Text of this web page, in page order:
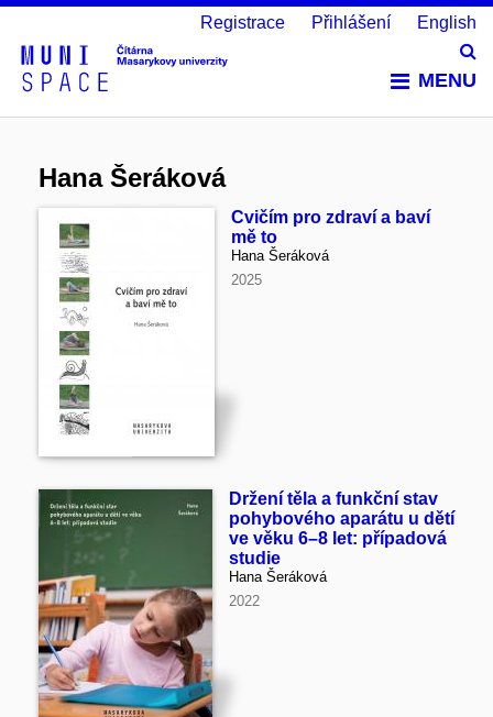
MENU
Registrace Přihlášení English
Hana Šeráková
Cvičím pro zdraví a baví
mě to
Hana Šeráková
2025
Držení těla a funkční stav
pohybového aparátu u dětí
ve věku 6–8 let: případová
studie
Hana Šeráková
2022